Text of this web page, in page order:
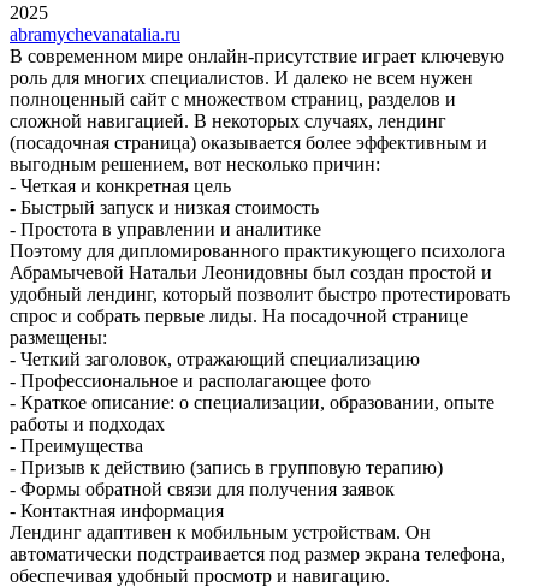
2025
abramychevanatalia.ru
В современном мире онлайн-присутствие играет ключевую
роль для многих специалистов. И далеко не всем нужен
полноценный сайт с множеством страниц, разделов и
сложной навигацией. В некоторых случаях, лендинг
(посадочная страница) оказывается более эффективным и
выгодным решением, вот несколько причин:
- Четкая и конкретная цель
- Быстрый запуск и низкая стоимость
- Простота в управлении и аналитике
Поэтому для дипломированного практикующего психолога
Абрамычевой Натальи Леонидовны был создан простой и
удобный лендинг, который позволит быстро протестировать
спрос и собрать первые лиды. На посадочной странице
размещены:
- Четкий заголовок, отражающий специализацию
- Профессиональное и располагающее фото
- Краткое описание: о специализации, образовании, опыте
работы и подходах
- Преимущества
- Призыв к действию (запись в групповую терапию)
- Формы обратной связи для получения заявок
- Контактная информация
Лендинг адаптивен к мобильным устройствам. Он
автоматически подстраивается под размер экрана телефона,
обеспечивая удобный просмотр и навигацию.